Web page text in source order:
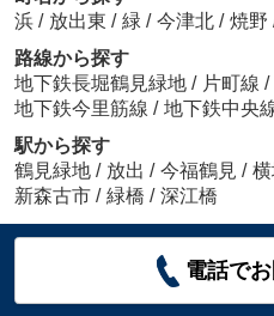
浜 / 放出東 / 緑 / 今津北 / 焼野
路線から探す
地下鉄長堀鶴見緑地 / 片町線 /
地下鉄今里筋線 / 地下鉄中央
駅から探す
鶴見緑地 / 放出 / 今福鶴見 /
新森古市 / 緑橋 / 深江橋
電話で